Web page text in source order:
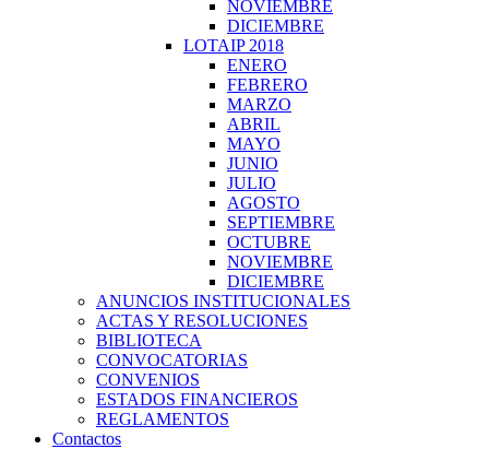
NOVIEMBRE
DICIEMBRE
LOTAIP 2018
ENERO
FEBRERO
MARZO
ABRIL
MAYO
JUNIO
JULIO
AGOSTO
SEPTIEMBRE
OCTUBRE
NOVIEMBRE
DICIEMBRE
ANUNCIOS INSTITUCIONALES
ACTAS Y RESOLUCIONES
BIBLIOTECA
CONVOCATORIAS
CONVENIOS
ESTADOS FINANCIEROS
REGLAMENTOS
Contactos